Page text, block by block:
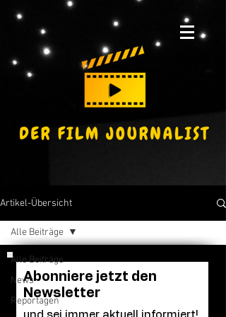
Artikel-Übersicht
Alle Beiträge
News
Reportagen
Alle Beiträge
Abonniere jetzt den
Newsletter